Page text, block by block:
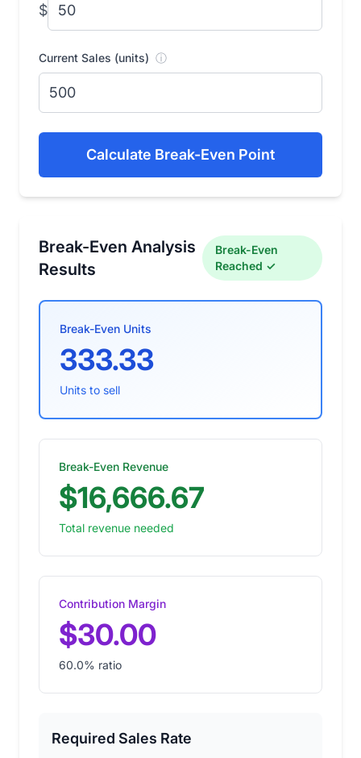
$
Current Sales (units) ⓘ
Calculate Break-Even Point
Break-Even Analysis
Results
Break-Even
Reached ✓
Break-Even Units
333.33
Units to sell
Break-Even Revenue
$16,666.67
Total revenue needed
Contribution Margin
$30.00
60.0% ratio
Required Sales Rate